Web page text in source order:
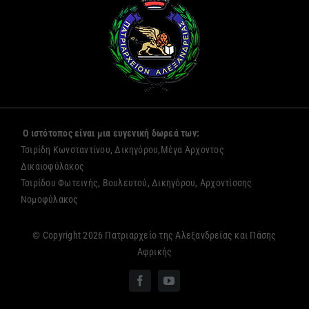
Ο ιστότοπος είναι μια ευγενική δωρεά των:
Τσιρίδη Κωνσταντίνου, Δικηγόρου,Μέγα Άρχοντος
Δικαιοφύλακος
Τσιρίδου Φωτεινής, Βουλευτού, Δικηγόρου, Αρχοντίσσης
Νομοφύλακος
© Copyright 2026 Πατριαρχείο της Αλεξανδρείας και Πάσης
Αφρικής